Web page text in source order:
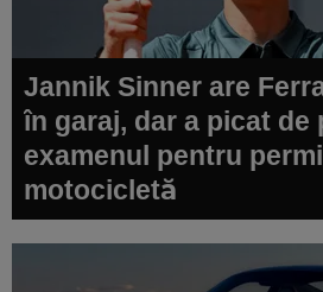
Jannik Sinner are
în garaj, dar a picat de
examenul pentru
motocicletă